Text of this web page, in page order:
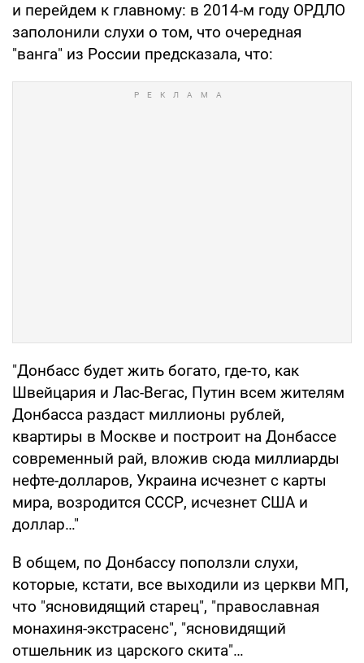
и перейдем к главному: в 2014-м году ОРДЛО
заполонили слухи о том, что очередная
"ванга" из России предсказала, что:
"Донбасс будет жить богато, где-то, как
Швейцария и Лас-Вегас, Путин всем жителям
Донбасса раздаст миллионы рублей,
квартиры в Москве и построит на Донбассе
современный рай, вложив сюда миллиарды
нефте-долларов, Украина исчезнет с карты
мира, возродится СССР, исчезнет США и
доллар…"
В общем, по Донбассу поползли слухи,
которые, кстати, все выходили из церкви МП,
что "ясновидящий старец", "православная
монахиня-экстрасенс", "ясновидящий
отшельник из царского скита"…